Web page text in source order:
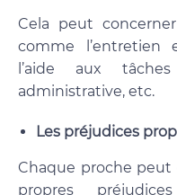
Cela peut
comme l’entretien
l’aide aux
administrative, etc.
Les préjudices
Chaque proche peut
propres